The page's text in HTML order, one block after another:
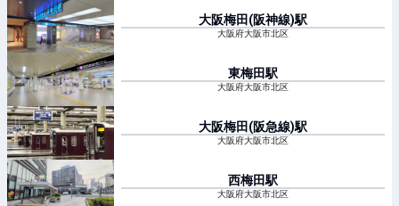
大阪梅田(阪神線)駅
大阪府大阪市北区
東梅田駅
大阪府大阪市北区
大阪梅田(阪急線)駅
大阪府大阪市北区
西梅田駅
大阪府大阪市北区